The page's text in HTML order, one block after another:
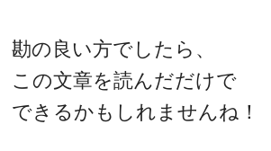
勘の良い方でしたら、
この文章を読んだだけで
できるかもしれませんね！